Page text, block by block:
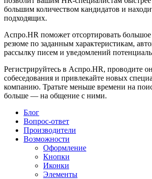
большим количеством кандидатов и
подходящих.
Аспро.HR поможет отсортировать большое
резюме по заданным характеристикам,
рассылку писем и уведомлений
Регистрируйтесь в Аспро.HR, проводите
собеседования и привлекайте новых
компанию. Тратьте меньше времени на
больше — на общение с ними.
Блог
Вопрос-ответ
Производители
Возможности
Оформление
Кнопки
Иконки
Элементы